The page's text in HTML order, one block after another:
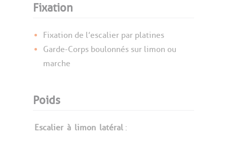
Fixation
Fixation de l’escalier par platines
Garde-Corps boulonnés sur limon ou
marche
Poids
Escalier à limon latéral :